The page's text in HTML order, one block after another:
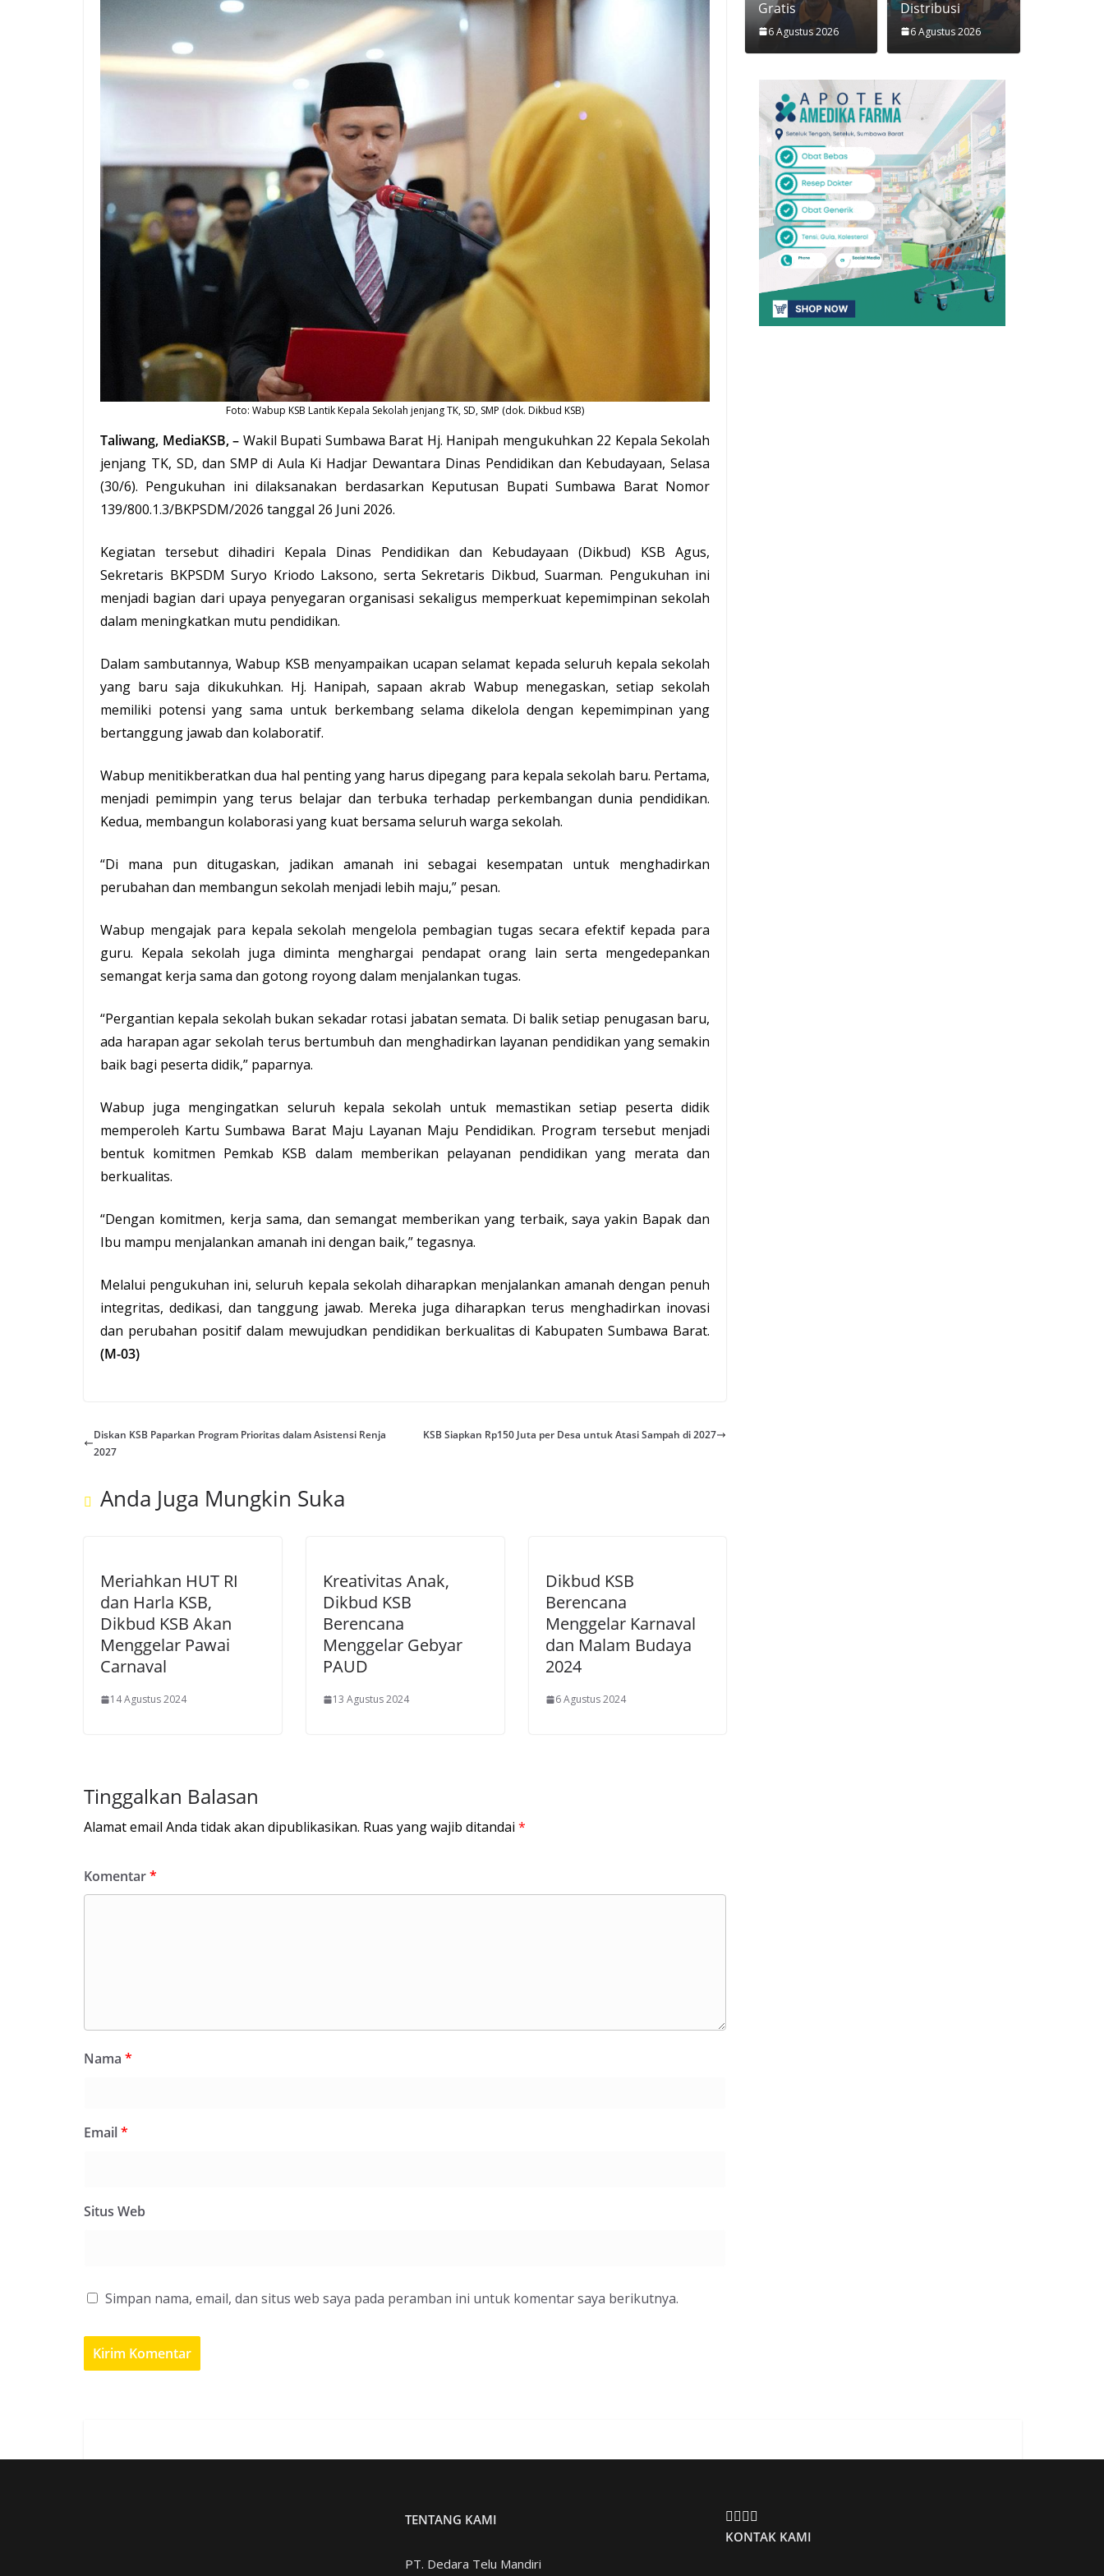
Foto: Wabup KSB Lantik Kepala Sekolah jenjang TK, SD, SMP (dok.Dikbud KSB)
Taliwang, MediaKSB, – Wakil Bupati Sumbawa Barat Hj. Hanipah mengukuhkan 22 Kepala Sekolah
jenjang TK, SD, dan SMP di Aula Ki Hadjar Dewantara Dinas Pendidikan dan Kebudayaan, Selasa
(30/6). Pengukuhan ini dilaksanakan berdasarkan Keputusan Bupati Sumbawa Barat Nomor
139/800.1.3/BKPSDM/2026 tanggal 26 Juni 2026.
Kegiatan tersebut dihadiri Kepala Dinas Pendidikan dan Kebudayaan (Dikbud) KSBAgus,
Sekretaris BKPSDM Suryo Kriodo Laksono, serta Sekretaris Dikbud, Suarman. Pengukuhan ini
menjadi bagian dari upaya penyegaran organisasi sekaligus memperkuat kepemimpinan sekolah
dalam meningkatkan mutu pendidikan.
Dalam sambutannya, Wabup KSB menyampaikan ucapan selamat kepada seluruh kepala sekolah
yang baru saja dikukuhkan. Hj. Hanipah, sapaan akrab Wabup menegaskan, setiap sekolah
memiliki potensi yang sama untuk berkembang selama dikelola dengan kepemimpinan yang
bertanggung jawab dan kolaboratif.
Wabup menitikberatkan dua hal penting yang harus dipegang para kepala sekolah baru. Pertama,
menjadi pemimpin yang terus belajar dan terbuka terhadap perkembangan dunia pendidikan.
Kedua, membangun kolaborasi yang kuat bersama seluruh warga sekolah.
“Di mana pun ditugaskan, jadikan amanah ini sebagai kesempatan untuk menghadirkan
perubahan dan membangun sekolah menjadi lebih maju,” pesan.
Wabup mengajak para kepala sekolah mengelola pembagian tugas secara efektif kepada para
guru. Kepala sekolah juga diminta menghargai pendapat orang lain serta mengedepankan
semangat kerja sama dan gotong royong dalam menjalankan tugas.
“Pergantian kepala sekolah bukan sekadar rotasi jabatan semata. Di balik setiap penugasan baru,
ada harapan agar sekolah terus bertumbuh dan menghadirkan layanan pendidikan yang semakin
baik bagi peserta didik,” paparnya.
Wabup juga mengingatkan seluruh kepala sekolah untuk memastikan setiap peserta didik
memperoleh Kartu Sumbawa Barat Maju Layanan Maju Pendidikan. Program tersebut menjadi
bentuk komitmen Pemkab KSB dalam memberikan pelayanan pendidikan yang merata dan
berkualitas.
“Dengan komitmen, kerja sama, dan semangat memberikan yang terbaik, saya yakin Bapak dan
Ibu mampu menjalankan amanah ini dengan baik,” tegasnya.
Melalui pengukuhan ini, seluruh kepala sekolah diharapkan menjalankan amanah dengan penuh
integritas, dedikasi, dan tanggung jawab. Mereka juga diharapkan terus menghadirkan inovasi
dan perubahan positif dalam mewujudkan pendidikan berkualitas di Kabupaten Sumbawa Barat.
(M-03)
Diskan KSB Paparkan Program Prioritas dalam Asistensi Renja
2027
KSB Siapkan Rp150 Juta per Desa untuk Atasi Sampah di 2027
Anda Juga Mungkin Suka
Meriahkan HUT RI
dan Harla KSB,
Dikbud KSB Akan
Menggelar Pawai
Carnaval
14 Agustus 2024
Kreativitas Anak,
Dikbud KSB
Berencana
Menggelar Gebyar
PAUD
13 Agustus 2024
Dikbud KSB
Berencana
Menggelar Karnaval
dan Malam Budaya
2024
6 Agustus 2024
Tinggalkan Balasan
Alamat email Anda tidak akan dipublikasikan. Ruas yang wajib ditandai *
Komentar*
Nama *
Email*
Situs Web
Simpan nama, email, dan situs web saya pada peramban ini untuk komentar saya berikutnya.
Gratis
6 Agustus 2026
Distribusi
6 Agustus 2026
TENTANG KAMI
PT. Dedara Telu Mandiri
KONTAK KAMI